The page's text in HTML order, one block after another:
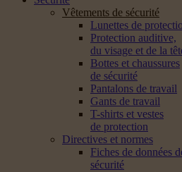
Vêtements de sécurité
Lunettes de
Protection auditive,
du visage et de la
Bottes et chaussures
de sécurité
Pantalons de travail
Gants de travail
T-shirts et vestes
de protection
Directives et normes
Fiches de données
sécurité